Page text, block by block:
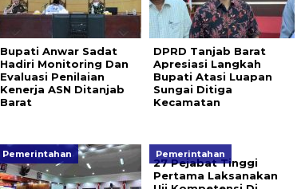
Bupati Anwar Sadat
Hadiri Monitoring Dan
Evaluasi Penilaian
Kenerja ASN Ditanjab
Barat
DPRD Tanjab Barat
Apresiasi Langkah
Bupati Atasi Luapan
Sungai Ditiga
Kecamatan
Pemerintahan Pemerintahan
27 Pejabat Tinggi
Pertama Laksanakan